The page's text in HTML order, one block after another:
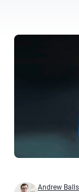
Andrew Balls